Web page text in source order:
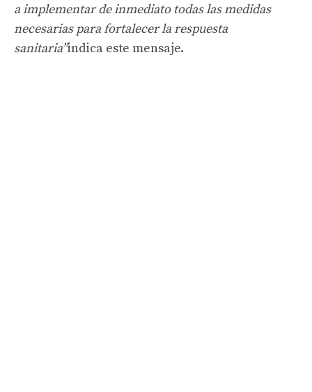
a implementar de inmediato todas las medidas
necesarias para fortalecer la respuesta
sanitaria”indica este mensaje.